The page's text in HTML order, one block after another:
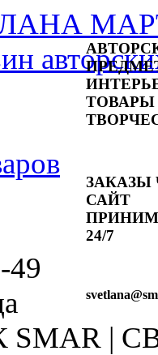
ТОВАРЫ
ЗАКАЗЫ
САЙТ
24/7
svetlana
49
SMAR |